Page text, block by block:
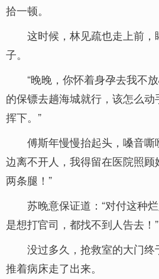
拾一顿。
这时候，林见疏也走上前
子。
“晚晚，你怀着身孕去我不
的保镖去趟海城就行，该怎么
挥下。”
傅斯年慢慢抬起头，嗓音嘶
边离不开人，我得留在医院照
两条腿！”
苏晚意保证道：“对付这种
是想打官司，都找不到人告去！”
没过多久，抢救室的大门
推着病床走了出来。